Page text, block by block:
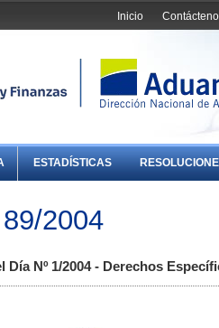
Inicio
ESTADÍSTICAS
2004
Día Nº 1/2004 - Derechos